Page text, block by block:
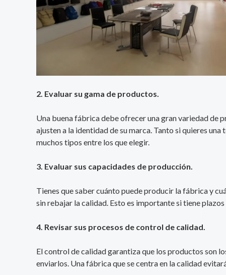
2. Evaluar su gama de productos.
Una buena fábrica debe ofrecer una gran variedad de
ajusten a la identidad de su marca. Tanto si quieres
muchos tipos entre los que elegir.
3. Evaluar sus capacidades de producción.
Tienes que saber cuánto puede producir la fábrica y
sin rebajar la calidad. Esto es importante si tiene
4. Revisar sus procesos de control de calidad.
El control de calidad garantiza que los productos son
enviarlos. Una fábrica que se centra en la calidad